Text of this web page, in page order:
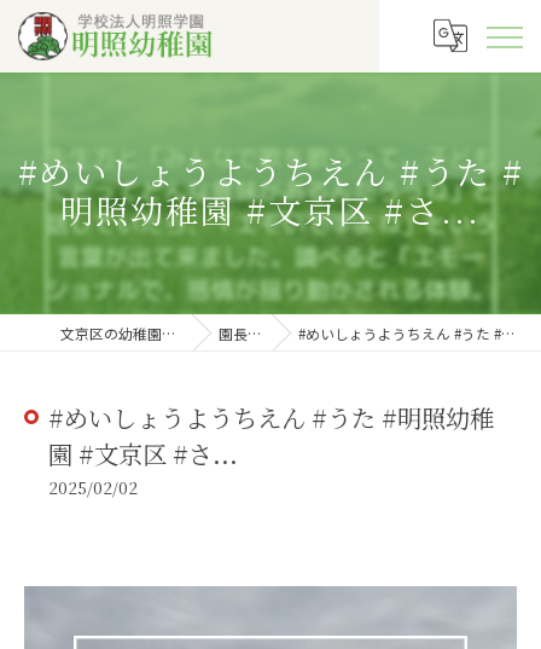
#めいしょうようちえん #うた #
明照幼稚園 #文京区 #さ...
文京区の幼稚園なら明照幼稚園 園長の徒然 #めいしょうようちえん #うた #明照幼稚園 #文京区 #さ...
#めいしょうようちえん #うた #明照幼稚
園 #文京区 #さ...
2025/02/02